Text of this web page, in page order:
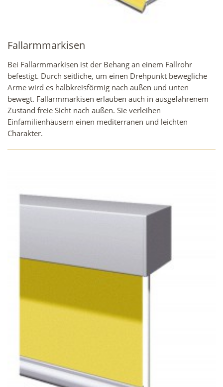
Fallarmmarkisen
Bei Fallarmmarkisen ist der Behang an einem Fallrohr
befestigt. Durch seitliche, um einen Drehpunkt bewegliche
Arme wird es halbkreisförmig nach außen und unten
bewegt. Fallarmmarkisen erlauben auch in ausgefahrenem
Zustand freie Sicht nach außen. Sie verleihen
Einfamilienhäusern einen mediterranen und leichten
Charakter.